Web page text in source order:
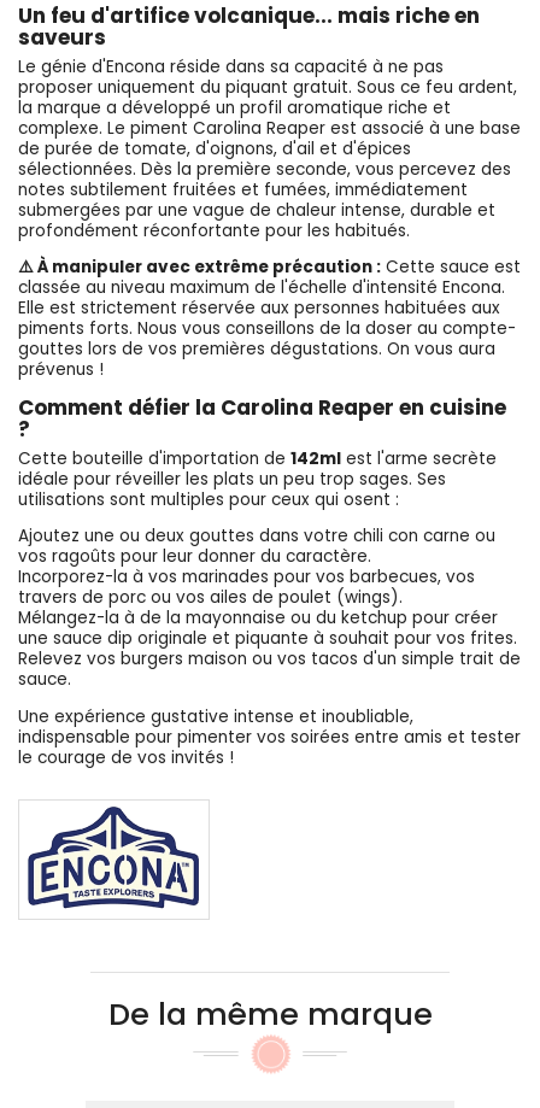
Un feu d'artifice volcanique... mais riche en
saveurs
Le génie d'Encona réside dans sa capacité à ne pas
proposer uniquement du piquant gratuit. Sous ce feu ardent,
la marque a développé un profil aromatique riche et
complexe. Le piment Carolina Reaper est associé à une base
de purée de tomate, d'oignons, d'ail et d'épices
sélectionnées. Dès la première seconde, vous percevez des
notes subtilement fruitées et fumées, immédiatement
submergées par une vague de chaleur intense, durable et
profondément réconfortante pour les habitués.
⚠️ À manipuler avec extrême précaution : Cette sauce est
classée au niveau maximum de l'échelle d'intensité Encona.
Elle est strictement réservée aux personnes habituées aux
piments forts. Nous vous conseillons de la doser au compte-
gouttes lors de vos premières dégustations. On vous aura
prévenus !
Comment défier la Carolina Reaper en cuisine
?
Cette bouteille d'importation de 142ml est l'arme secrète
idéale pour réveiller les plats un peu trop sages. Ses
utilisations sont multiples pour ceux qui osent :
Ajoutez une ou deux gouttes dans votre chili con carne ou
vos ragoûts pour leur donner du caractère.
Incorporez-la à vos marinades pour vos barbecues, vos
travers de porc ou vos ailes de poulet (wings).
Mélangez-la à de la mayonnaise ou du ketchup pour créer
une sauce dip originale et piquante à souhait pour vos frites.
Relevez vos burgers maison ou vos tacos d'un simple trait de
sauce.
Une expérience gustative intense et inoubliable,
indispensable pour pimenter vos soirées entre amis et tester
le courage de vos invités !
De la même marque